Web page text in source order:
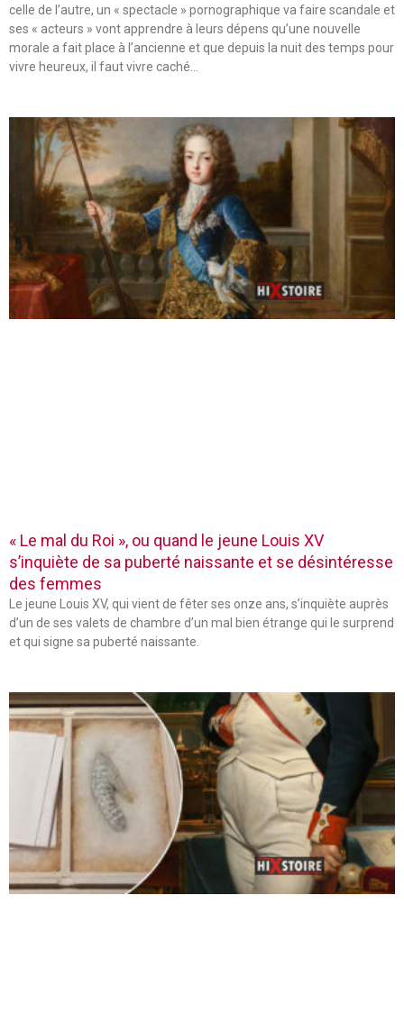
celle de l’autre, un « spectacle » pornographique va faire scandale et
ses « acteurs » vont apprendre à leurs dépens qu’une nouvelle
morale a fait place à l’ancienne et que depuis la nuit des temps pour
vivre heureux, il faut vivre caché…
« Le mal du Roi », ou quand le jeune Louis XV
s’inquiète de sa puberté naissante et se désintéresse
des femmes
Le jeune Louis XV, qui vient de fêter ses onze ans, s’inquiète auprès
d’un de ses valets de chambre d’un mal bien étrange qui le surprend
et qui signe sa puberté naissante.